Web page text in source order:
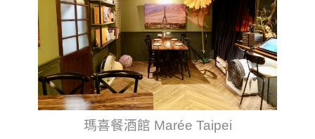
瑪喜餐酒館 Marée Taipei